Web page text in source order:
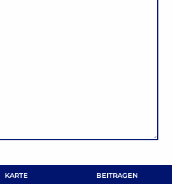
KARTE BEITRAGEN